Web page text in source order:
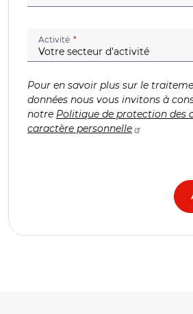
Activité (champ obligatoire)
Pour en savoir plus sur le
données nous vous invitons à
notre Politique de protection des
caractère personnelle